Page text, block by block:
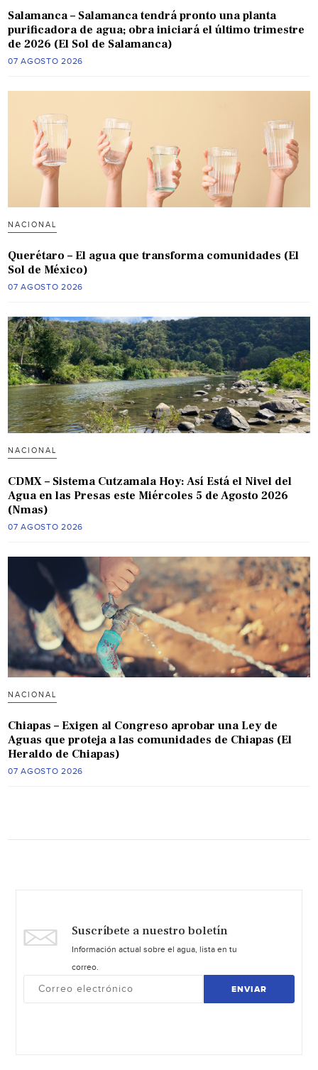
Salamanca – Salamanca tendrá pronto una planta
purificadora de agua; obra iniciará el último trimestre
de 2026 (El Sol de Salamanca)
07 AGOSTO 2026
NACIONAL
Querétaro – El agua que transforma comunidades (El
Sol de México)
07 AGOSTO 2026
NACIONAL
CDMX – Sistema Cutzamala Hoy: Así Está el Nivel del
Agua en las Presas este Miércoles 5 de Agosto 2026
(Nmas)
07 AGOSTO 2026
NACIONAL
Chiapas – Exigen al Congreso aprobar una Ley de
Aguas que proteja a las comunidades de Chiapas (El
Heraldo de Chiapas)
07 AGOSTO 2026
Suscríbete a nuestro boletín
Información actual sobre el agua, lista en tu
correo.
ENVIAR